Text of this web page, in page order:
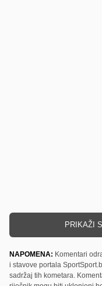
PRIKAŽI
NAPOMENA: Komentari
i stavove portala
sadržaj tih kometara.